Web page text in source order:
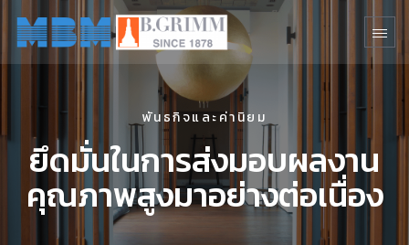
พันธกิจและค่านิยม
ยึดมั่นในการส่งมอบผลงาน
คุณภาพสูงมาอย่างต่อเนื่อง